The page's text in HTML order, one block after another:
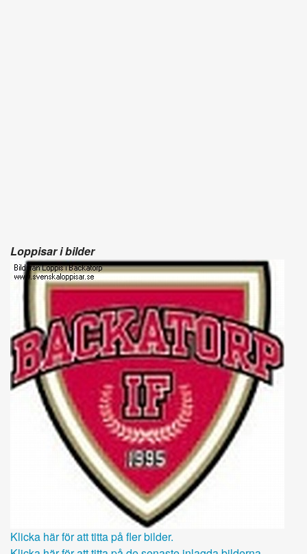
Loppisar i bilder
Klicka här för att titta på fler bilder.